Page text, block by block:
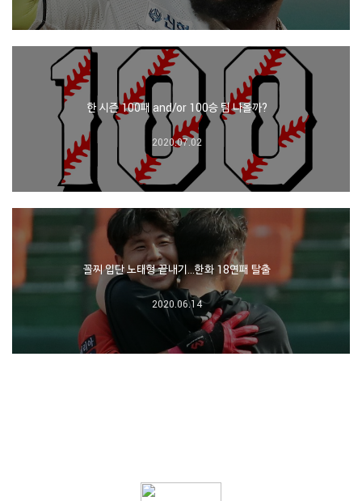
한 시즌 100패 and/or 100승 팀 나올까?
2020.07.02
꼴찌 입단 노태형 끝내기…한화 18연패 탈출
2020.06.14